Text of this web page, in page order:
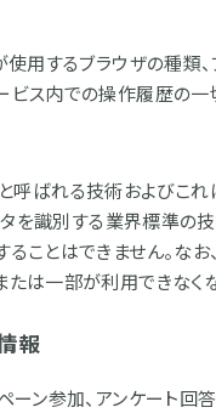
用するブラウザの種類
ス内での操作履歴の一
呼ばれる技術およびこ
を識別する業界標準の
ことはできません。な
は一部が利用できなく
報
ーン参加、アンケート